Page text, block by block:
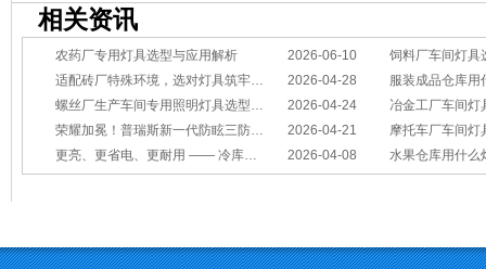
相关资讯
2026-06-10
农药厂专用灯具选型与应用解析
饲料厂车间灯具
2026-04-28
适配砖厂特殊环境，选对灯具筑牢生产安全线
服装成品仓库用
2026-04-24
螺丝厂生产车间专用照明灯具选型方案
冶金工厂车间灯具选型指南：
2026-04-21
荣耀加冕！普瑞斯新一代防眩三防灯BC-L斩获2026阿拉丁神灯奖
摩托车厂车间灯具怎么选？
2026-04-08
更亮、更省电、更耐用 —— 冷库照明优选 水果仓库用什么